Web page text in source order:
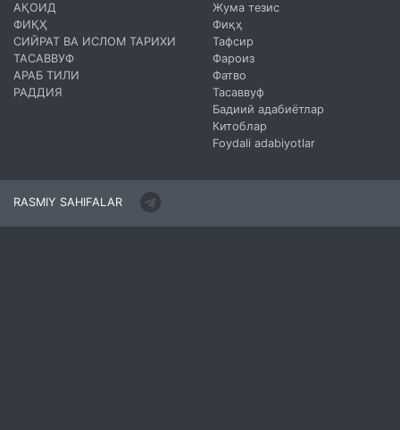
АҚОИД
ФИҚҲ
СИЙРАТ ВА ИСЛОМ ТАРИХИ
ТАСАВВУФ
АРАБ ТИЛИ
РАДДИЯ
Жума тезис
Фиқҳ
Тафсир
Фароиз
Фатво
Тасаввуф
Бадиий адабиётлар
Китоблар
Foydali adabiyotlar
RASMIY SAHIFALAR